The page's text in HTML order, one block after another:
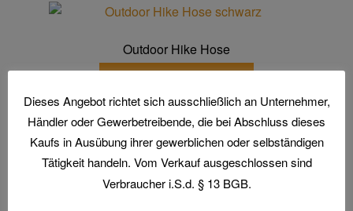
werden
Outdoor Hike Hose
Dieses
weist
mehrere
Varianten
auf.
Dieses Angebot richtet sich ausschließlich an Unternehmer,
Händler oder Gewerbetreibende, die bei Abschluss dieses
Kaufs in Ausübung ihrer gewerblichen oder selbständigen
Tätigkeit handeln. Vom Verkauf ausgeschlossen sind
Verbraucher i.S.d. § 13 BGB.